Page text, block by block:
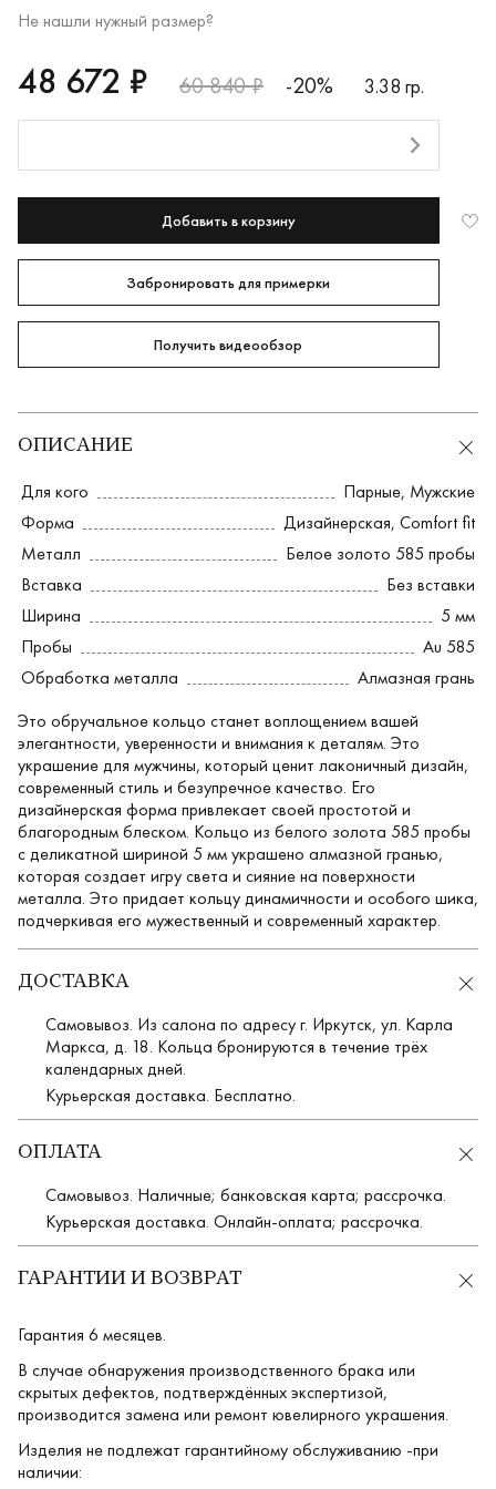
Не нашли нужный размер?
RUB
48672
48 672 ₽ 60 840 ₽ -20%
3.38 гр.
Добавить в корзину
Забронировать для примерки
Получить видеообзор
ОПИСАНИЕ
Для кого Парные, Мужские
Форма
Дизайнерская, Comfort fit
Металл
Белое золото 585 пробы
Вставка
Без вставки
Ширина
5 мм
Пробы
Au 585
Обработка металла
Алмазная грань
Это обручальное кольцо станет воплощением вашей
элегантности, уверенности и внимания к деталям. Это
украшение для мужчины, который ценит лаконичный дизайн,
современный стиль и безупречное качество. Его
дизайнерская форма привлекает своей простотой и
благородным блеском. Кольцо из белого золота 585 пробы
с деликатной шириной 5 мм украшено алмазной гранью,
которая создает игру света и сияние на поверхности
металла. Это придает кольцу динамичности и особого шика,
подчеркивая его мужественный и современный характер.
ДОСТАВКА
Самовывоз. Из салона по адресу г. Иркутск, ул. Карла
Маркса, д. 18. Кольца бронируются в течение трёх
календарных дней.
Курьерская доставка. Бесплатно.
ОПЛАТА
Самовывоз. Наличные; банковская карта; рассрочка.
Курьерская доставка. Онлайн-оплата; рассрочка.
ГАРАНТИИ И ВОЗВРАТ
Гарантия 6 месяцев.
В случае обнаружения производственного брака или
скрытых дефектов, подтверждённых экспертизой,
производится замена или ремонт ювелирного украшения.
Изделия не подлежат гарантийному обслуживанию -при
наличии: